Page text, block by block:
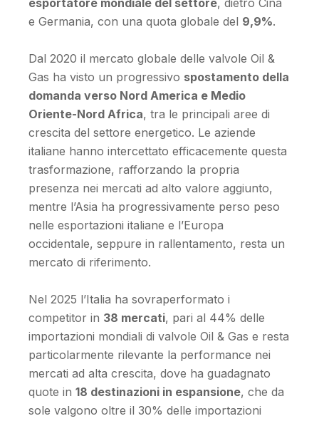
esportatore mondiale del settore, dietro Cina
e Germania, con una quota globale del 9,9%.
Dal 2020 il mercato globale delle valvole Oil &
Gas ha visto un progressivo spostamento della
domanda verso Nord America e Medio
Oriente-Nord Africa, tra le principali aree di
crescita del settore energetico. Le aziende
italiane hanno intercettato efficacemente questa
trasformazione, rafforzando la propria
presenza nei mercati ad alto valore aggiunto,
mentre l’Asia ha progressivamente perso peso
nelle esportazioni italiane e l’Europa
occidentale, seppure in rallentamento, resta un
mercato di riferimento.
Nel 2025 l’Italia ha sovraperformato i
competitor in 38 mercati, pari al 44% delle
importazioni mondiali di valvole Oil & Gas e resta
particolarmente rilevante la performance nei
mercati ad alta crescita, dove ha guadagnato
quote in18 destinazioni in espansione, che da
sole valgono oltre il 30% delle importazioni